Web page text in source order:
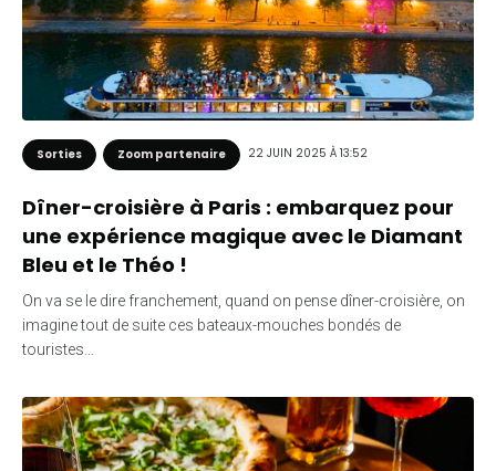
Sorties Zoom partenaire 22 JUIN 2025 À 13:52
Dîner-croisière à Paris : embarquez pour
une expérience magique avec le Diamant
Bleu et le Théo !
On va se le dire franchement, quand on pense dîner-croisière, on
imagine tout de suite ces bateaux-mouches bondés de
touristes…